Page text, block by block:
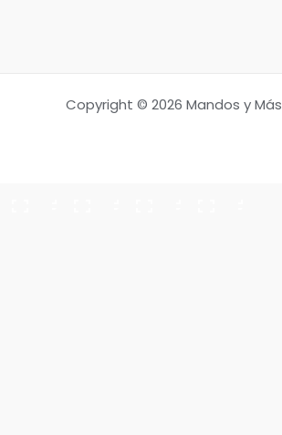
Copyright © 2026 Mandos y Más